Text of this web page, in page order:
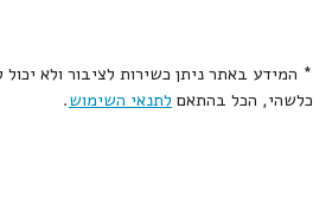
* המידע באתר ניתן כשירות לציבור ולא
כלשהי, הכל בהתאם לתנאי השימוש.